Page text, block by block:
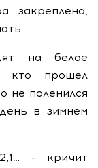
закреплена,
на белое
кто прошел
не поленился
в зимнем
- кричит